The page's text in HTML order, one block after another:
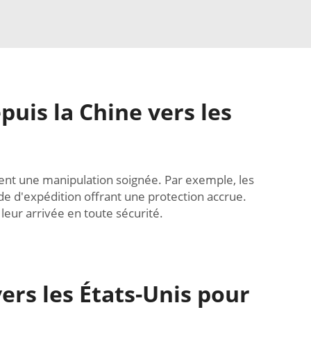
la Chine vers les
une manipulation soignée. Par exemple, les
d'expédition offrant une protection accrue.
arrivée en toute sécurité.
les États-Unis pour